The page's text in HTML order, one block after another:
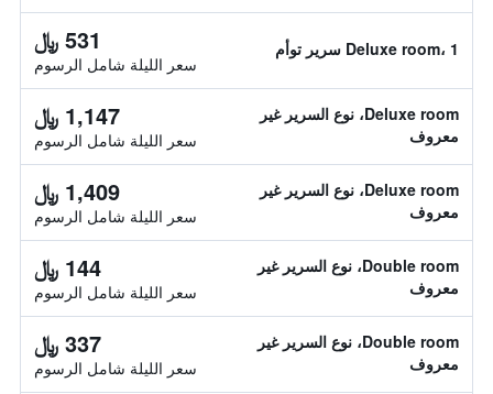
Deluxe room، 1 سرير توأم 531 ﷼
سعر الليلة شامل الرسوم
Deluxe room، نوع السرير غير
معروف
1,147 ﷼
سعر الليلة شامل الرسوم
Deluxe room، نوع السرير غير
معروف
1,409 ﷼
سعر الليلة شامل الرسوم
Double room، نوع السرير غير
معروف
144 ﷼
سعر الليلة شامل الرسوم
Double room، نوع السرير غير
معروف
337 ﷼
سعر الليلة شامل الرسوم